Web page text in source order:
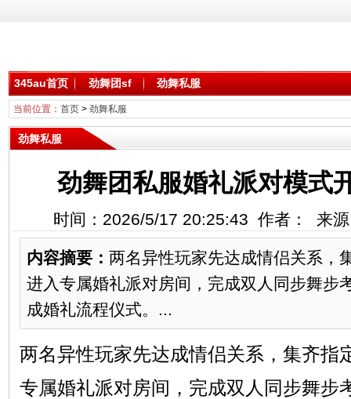
345au首页 劲舞团sf 劲舞私服
当前位置： 首页> 劲舞私服
劲舞私服
劲舞团私服婚礼派对模式
时间：2026/5/17 20:25:43 作者： 来
内容摘要： 两名异性玩家先达成情侣关系，
进入专属婚礼派对房间，完成双人同步舞步
成婚礼流程仪式。...
两名异性玩家先达成情侣关系，集齐指
专属婚礼派对房间，完成双人同步舞步